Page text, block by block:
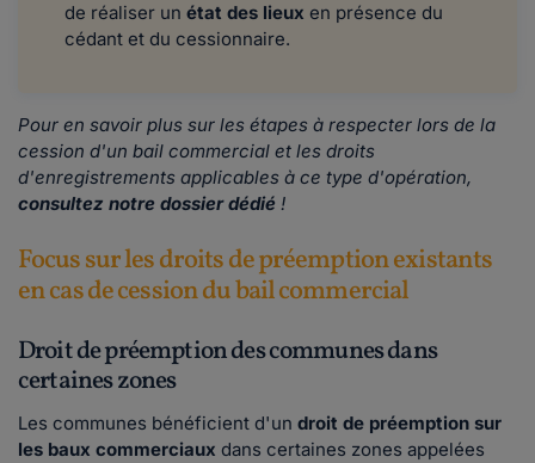
de réaliser un état des lieux en présence du
cédant et du cessionnaire.
Pour en savoir plus sur les étapes à respecter lors de la
cession d'un bail commercial et les droits
d'enregistrements applicables à ce type d'opération,
consultez notre dossier dédié !
Focus sur les droits de préemption existants
en cas de cession du bail commercial
Droit de préemption des communes dans
certaines zones
Les communes bénéficient d'un droit de préemption sur
les baux commerciaux dans certaines zones appelées